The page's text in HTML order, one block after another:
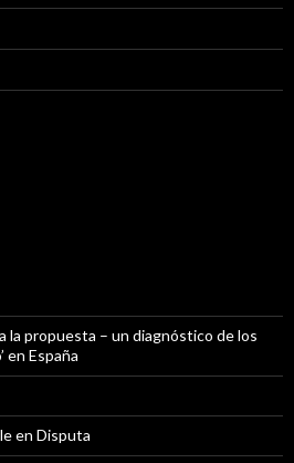
la propuesta – un diagnóstico de los
en España
en Disputa